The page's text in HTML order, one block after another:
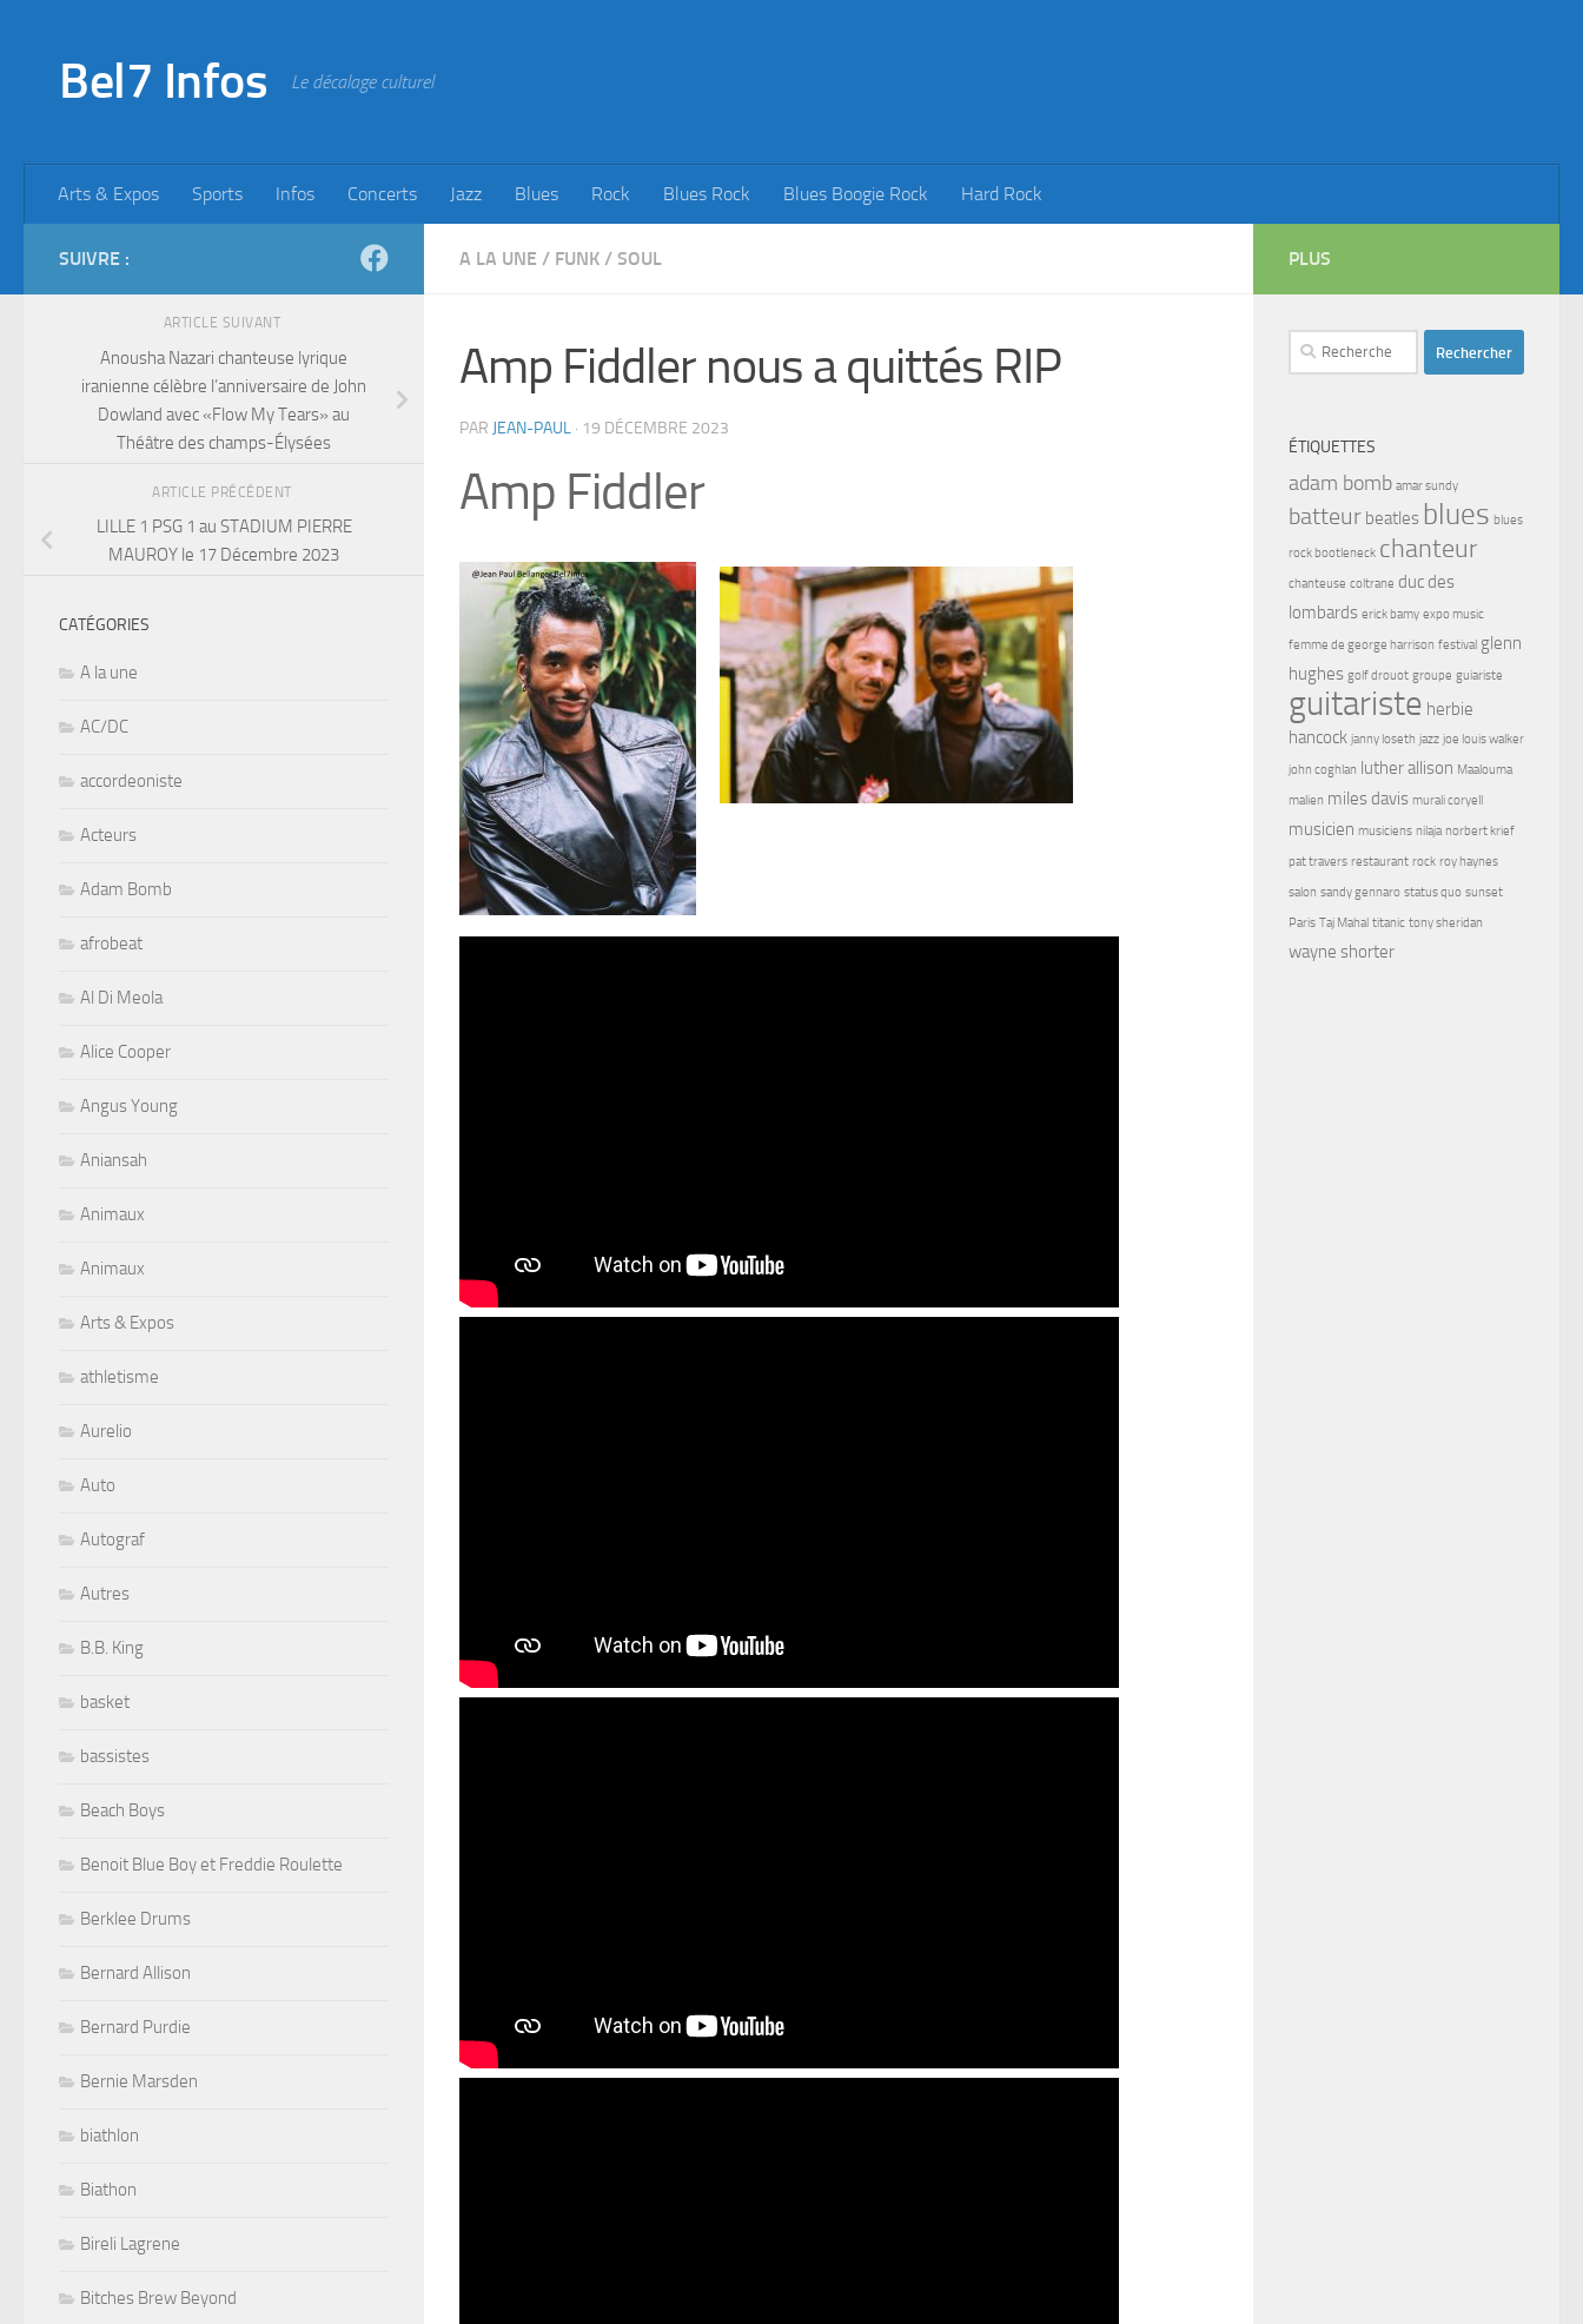
Bel7 Infos Le décalage culturel
Arts & Expos Sports Infos Concerts Jazz Blues Rock Blues Rock Blues Boogie Rock Hard Rock
A LA UNE / FUNK / SOUL
Amp Fiddler nous a quittés RIP
PAR JEAN-PAUL · 19 DÉCEMBRE 2023
Amp Fiddler
SUIVRE :
ARTICLE SUIVANT
Anousha Nazari chanteuse lyrique
iranienne célèbre l’anniversaire de John
Dowland avec «Flow My Tears» au
Théâtre des champs-Élysées
ARTICLE PRÉCÉDENT
LILLE 1 PSG 1 au STADIUM PIERRE
MAUROY le 17 Décembre 2023
CATÉGORIES
A la une
AC/DC
accordeoniste
Acteurs
Adam Bomb
afrobeat
Al Di Meola
Alice Cooper
Angus Young
Aniansah
Animaux
Animaux
Arts & Expos
athletisme
Aurelio
Auto
Autograf
Autres
B.B. King
basket
bassistes
Beach Boys
Benoit Blue Boy et Freddie Roulette
Berklee Drums
Bernard Allison
Bernard Purdie
Bernie Marsden
biathlon
Biathon
Bireli Lagrene
Bitches Brew Beyond
PLUS
Rechercher :
ÉTIQUETTES
adam bomb amar sundy
batteur beatles blues blues
rock bootleneck chanteur
chanteuse coltrane duc des
lombards erick bamy expo music
femme de george harrison festival glenn
hughes golf drouot groupe guiariste
guitariste herbie
hancock janny loseth jazz joe louis walker
john coghlan luther allison Maalouma
malien miles davis murali coryell
musicien musiciens nilaja norbert krief
pat travers restaurant rock roy haynes
salon sandy gennaro status quo sunset
Paris Taj Mahal titanic tony sheridan
wayne shorter